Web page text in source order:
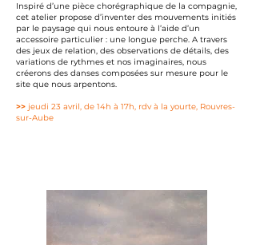
Inspiré d’une pièce chorégraphique de la compagnie,
cet atelier propose d’inventer des mouvements initiés
par le paysage qui nous entoure à l’aide d’un
accessoire particulier : une longue perche. A travers
des jeux de relation, des observations de détails, des
variations de rythmes et nos imaginaires, nous
créerons des danses composées sur mesure pour le
site que nous arpentons. ​
>> jeudi 23 avril, de 14h à 17h, rdv à la yourte, Rouvres-
sur-Aube